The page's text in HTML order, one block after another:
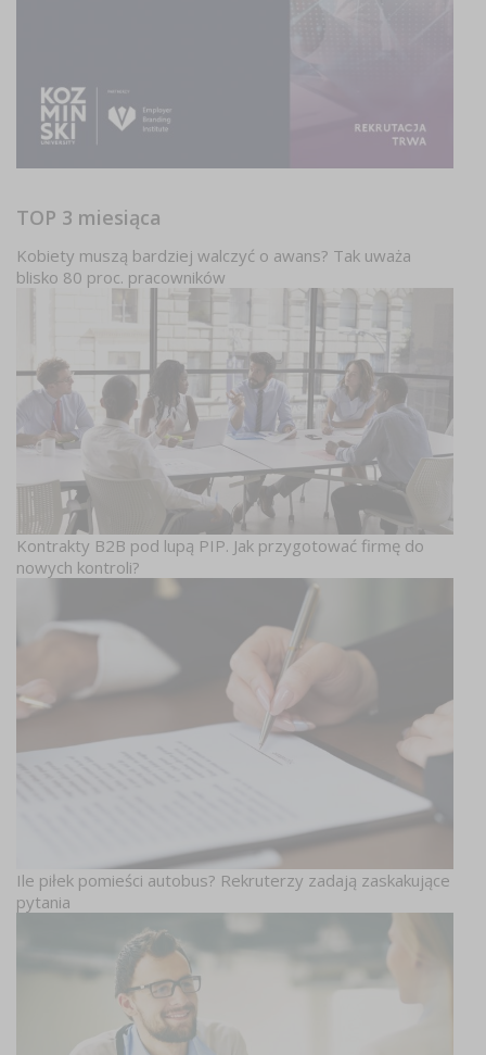
TOP 3 miesiąca
Kobiety muszą bardziej walczyć o awans? Tak uważa
blisko 80 proc. pracowników
Kontrakty B2B pod lupą PIP. Jak przygotować firmę do
nowych kontroli?
Ile piłek pomieści autobus? Rekruterzy zadają zaskakujące
pytania